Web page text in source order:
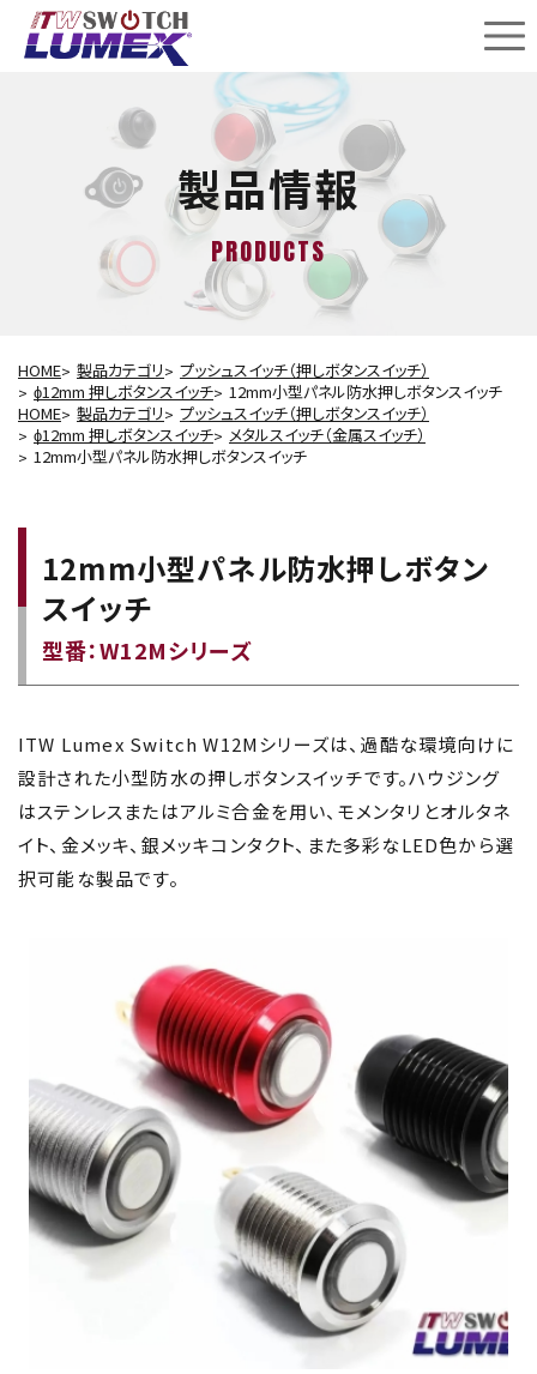
製品情報
PRODUCTS
HOME 製品カテゴリ
プッシュスイッチ（押しボタンスイッチ）
ɸ12mm 押しボタンスイッチ
12mm小型パネル防水押しボタンスイッチ
HOME
製品カテゴリ
プッシュスイッチ（押しボタンスイッチ）
ɸ12mm 押しボタンスイッチ
メタルスイッチ（金属スイッチ）
12mm小型パネル防水押しボタンスイッチ
12mm小型パネル防水押しボタン
スイッチ
型番：W12Mシリーズ
ITW Lumex Switch W12Mシリーズは、過酷な環境向けに
設計された小型防水の押しボタンスイッチです。ハウジング
はステンレスまたはアルミ合金を用い、モメンタリとオルタネ
イト、金メッキ、銀メッキコンタクト、また多彩なLED色から選
択可能な製品です。